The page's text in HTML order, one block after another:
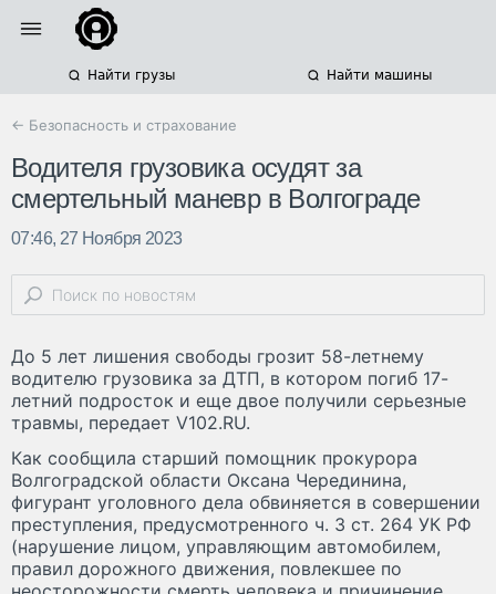
Найти грузы Найти машины
← Безопасность и страхование
Водителя грузовика осудят за
смертельный маневр в Волгограде
07:46, 27 Ноября 2023
До 5 лет лишения свободы грозит 58-летнему
водителю грузовика за ДТП, в котором погиб 17-
летний подросток и еще двое получили серьезные
травмы, передает V102.RU.
Как сообщила старший помощник прокурора
Волгоградской области Оксана Черединина,
фигурант уголовного дела обвиняется в совершении
преступления, предусмотренного ч. 3 ст. 264 УК РФ
(нарушение лицом, управляющим автомобилем,
правил дорожного движения, повлекшее по